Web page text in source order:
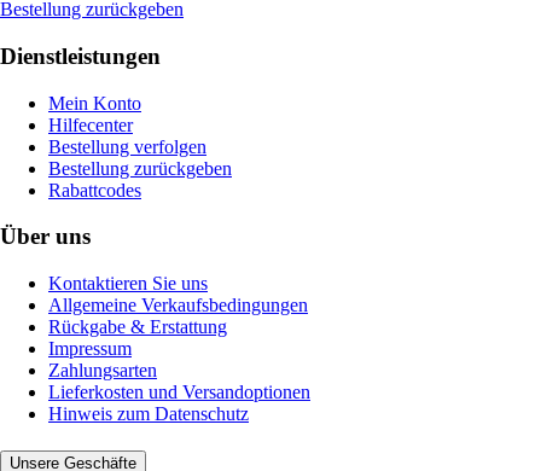
Bestellung zurückgeben
Dienstleistungen
Mein Konto
Hilfecenter
Bestellung verfolgen
Bestellung zurückgeben
Rabattcodes
Über uns
Kontaktieren Sie uns
Allgemeine Verkaufsbedingungen
Rückgabe & Erstattung
Impressum
Zahlungsarten
Lieferkosten und Versandoptionen
Hinweis zum Datenschutz
Unsere Geschäfte